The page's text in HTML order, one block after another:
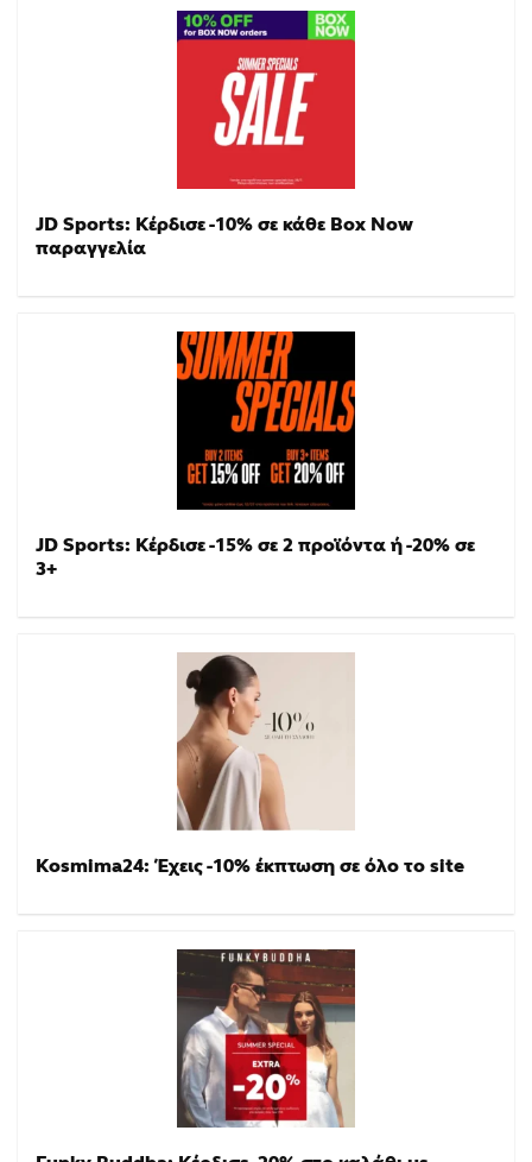
JD Sports: Κέρδισε -10% σε κάθε Box Now
παραγγελία
JD Sports: Κέρδισε -15% σε 2 προϊόντα ή -20% σε
3+
Kosmima24: Έχεις -10% έκπτωση σε όλο το site